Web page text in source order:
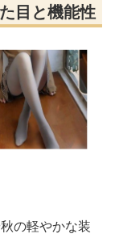
目と機能性
の軽やかな装